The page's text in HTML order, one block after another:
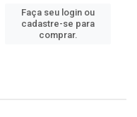
Faça seu login ou
cadastre-se para
comprar.